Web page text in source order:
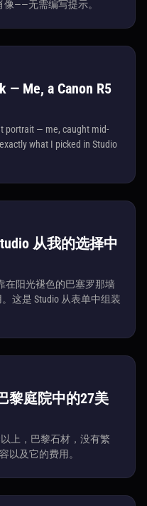
——无需编写提示。
— Me, a Canon R5
portrait — me, caught mid-
what I picked in Studio
从我的选择中
在阳光褪色的巴塞罗那墙
这是 Studio 从表单中组装
黎庭院中的27美
上，巴黎石材，没有繁
以及它的费用。